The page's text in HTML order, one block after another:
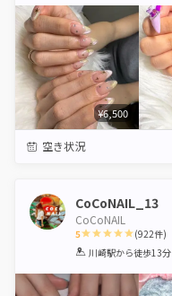
¥6,500
空き状況
CoCoNAIL_13
CoCoNAIL
5
1 2 3 4 5
(922件)
川崎駅から徒歩13分